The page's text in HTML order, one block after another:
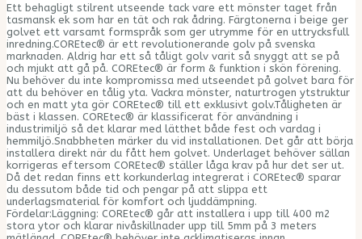
Ett behagligt stilrent utseende tack vare ett mönster taget från
tasmansk ek som har en tät och rak ådring. Färgtonerna i beige ger
golvet ett varsamt formspråk som ger utrymme för en uttrycksfull
inredning.COREtec® är ett revolutionerande golv på svenska
marknaden. Aldrig har ett så tåligt golv varit så snyggt att se på
och mjukt att gå på. COREtec® är form & funktion i skön förening.
Nu behöver du inte kompromissa med utseendet på golvet bara för
att du behöver en tålig yta. Vackra mönster, naturtrogen ytstruktur
och en matt yta gör COREtec® till ett exklusivt golv.Tåligheten är
bäst i klassen. COREtec® är klassificerat för användning i
industrimiljö så det klarar med lätthet både fest och vardag i
hemmiljö.Snabbheten märker du vid installationen. Det går att börja
installera direkt när du fått hem golvet. Underlaget behöver sällan
korrigeras eftersom COREtec® ställer låga krav på hur det ser ut.
Då det redan finns ett korkunderlag integrerat i COREtec® sparar
du dessutom både tid och pengar på att slippa ett
underlagsmaterial för komfort och ljuddämpning.
Fördelar:Läggning: COREtec® går att installera i upp till 400 m2
stora ytor och klarar nivåskillnader upp till 5mm på 3 meters